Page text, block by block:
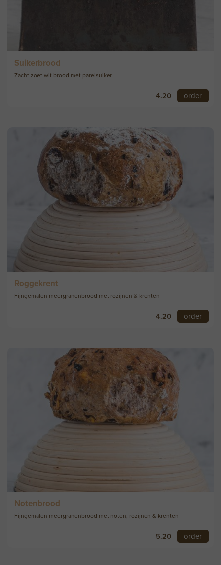
Suikerbrood
Zacht zoet wit brood met parelsuiker
4.20 order
Roggekrent
Fijngemalen meergranenbrood met rozijnen & krenten
4.20 order
Notenbrood
Fijngemalen meergranenbrood met noten, rozijnen & krenten
5.20 order